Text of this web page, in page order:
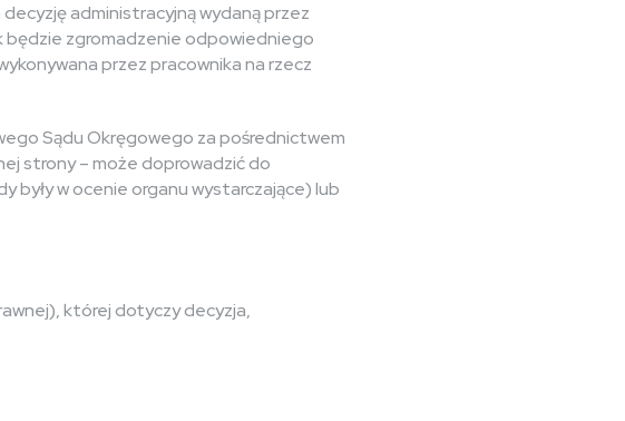
administracyjną wydaną przez
będzie zgromadzenie odpowiedniego
przez pracownika na rzecz
Sądu Okręgowego za pośrednictwem
strony – może doprowadzić do
były w ocenie organu wystarczające) lub
której dotyczy decyzja,